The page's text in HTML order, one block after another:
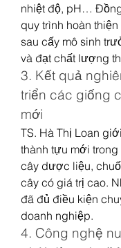
nhiệt độ, pH…
quy trình hoàn
sau cấy mô sinh
và đạt chất lượng
3. Kết quả
triển các giống
mới
TS. Hà Thị Loan
thành tựu mới
cây dược liệu,
cây có giá trị cao.
đã đủ điều kiện
doanh nghiệp.
4. Công nghệ